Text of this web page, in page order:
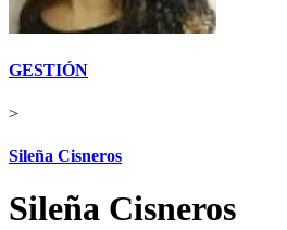
GESTIÓN
>
Sileña Cisneros
Sileña Cisneros